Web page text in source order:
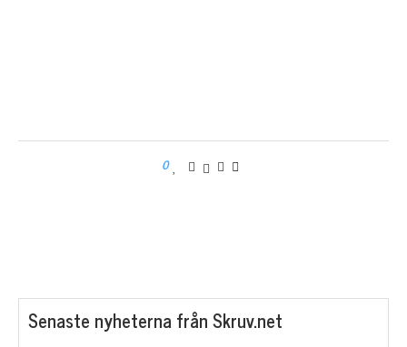
0
Senaste nyheterna från Skruv.net